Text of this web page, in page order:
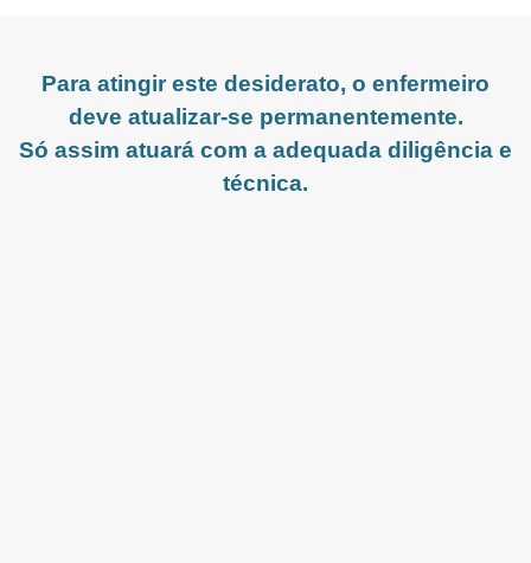
Para atingir este desiderato, o enfermeiro
deve atualizar-se permanentemente.
Só assim atuará com a adequada diligência e
técnica.